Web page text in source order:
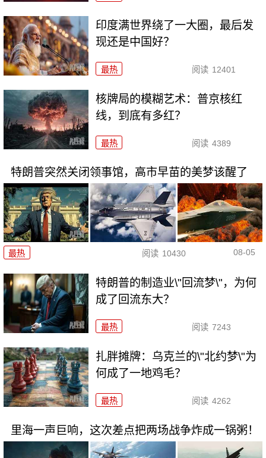
印度满世界绕了一大圈，最后发
现还是中国好？
最热 阅读 12401
核牌局的模糊艺术：普京核红
线，到底有多红？
最热 阅读 4389
特朗普突然关闭领事馆，高市早苗的美梦该醒了
最热 阅读 10430 08-05
特朗普的制造业\"回流梦\"，为何
成了回流东大？
最热 阅读 7243
扎胖摊牌：乌克兰的\"北约梦\"为
何成了一地鸡毛？
最热 阅读 4262
里海一声巨响，这次差点把两场战争炸成一锅粥！